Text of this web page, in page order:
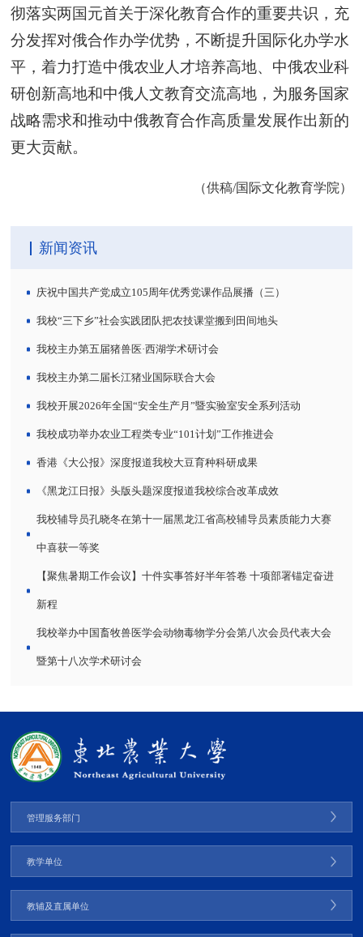
彻落实两国元首关于深化教育合作的重要共识，充
分发挥对俄合作办学优势，不断提升国际化办学水
平，着力打造中俄农业人才培养高地、中俄农业科
研创新高地和中俄人文教育交流高地，为服务国家
战略需求和推动中俄教育合作高质量发展作出新的
更大贡献。
（供稿/国际文化教育学院）
新闻资讯
庆祝中国共产党成立105周年优秀党课作品展播（三）
我校“三下乡”社会实践团队把农技课堂搬到田间地头
我校主办第五届猪兽医·西湖学术研讨会
我校主办第二届长江猪业国际联合大会
我校开展2026年全国“安全生产月”暨实验室安全系列活动
我校成功举办农业工程类专业“101计划”工作推进会
香港《大公报》深度报道我校大豆育种科研成果
《黑龙江日报》头版头题深度报道我校综合改革成效
我校辅导员孔晓冬在第十一届黑龙江省高校辅导员素质能力大赛
中喜获一等奖
【聚焦暑期工作会议】十件实事答好半年答卷 十项部署锚定奋进
新程
我校举办中国畜牧兽医学会动物毒物学分会第八次会员代表大会
暨第十八次学术研讨会
管理服务部门
教学单位
教辅及直属单位